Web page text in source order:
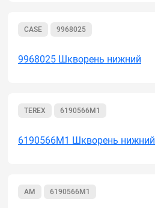
CASE 9968025
9968025 Шкворень нижний
TEREX 6190566M1
6190566M1 Шкворень нижний
AM 6190566M1